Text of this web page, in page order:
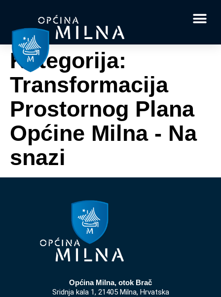
Kategorija:
Transformacija
Prostornog Plana
Općine Milna - Na
snazi
Općina Milna, otok Brač
Sridnja kala 1, 21405 Milna, Hrvatska